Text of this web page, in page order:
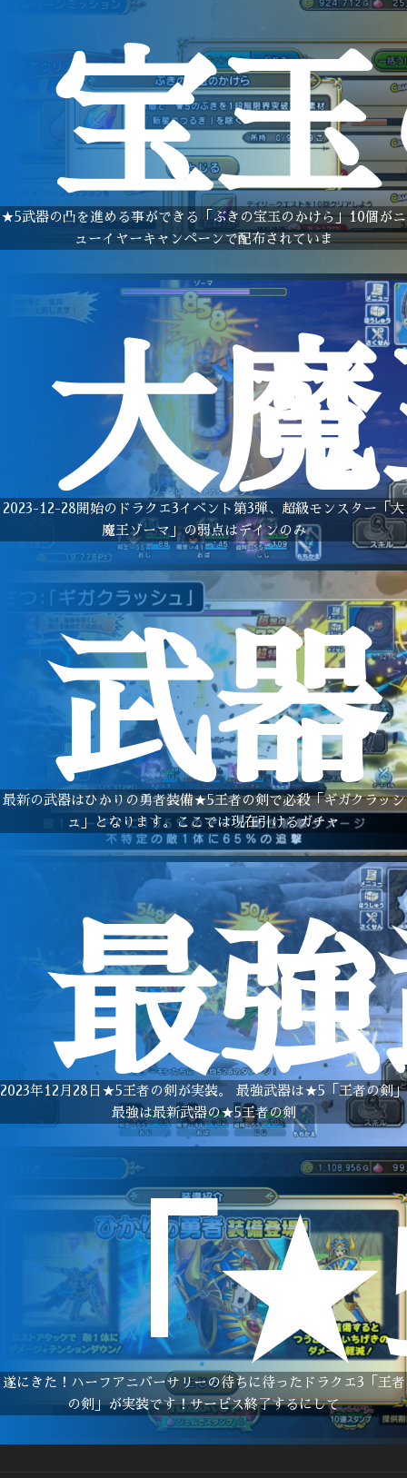
宝
★5武器の凸を進める事ができる「ぶきの宝玉のかけら」10個がニ
ューイヤーキャンペーンで配布されていま
大
2023-12-28開始のドラクエ3イベント第3弾、超級モンスター「大
魔王ゾーマ」の弱点はデインのみ
武
最新の武器はひかりの勇者装備★5王者の剣で必殺「ギガクラッシ
ュ」となります。ここでは現在引けるガチャ
最
2023年12月28日★5王者の剣が実装。 最強武器は★5「王者の剣」
最強は最新武器の★5王者の剣
「
遂にきた！ハーフアニバーサリーの待ちに待ったドラクエ3「王者
の剣」が実装です！サービス終了するにして